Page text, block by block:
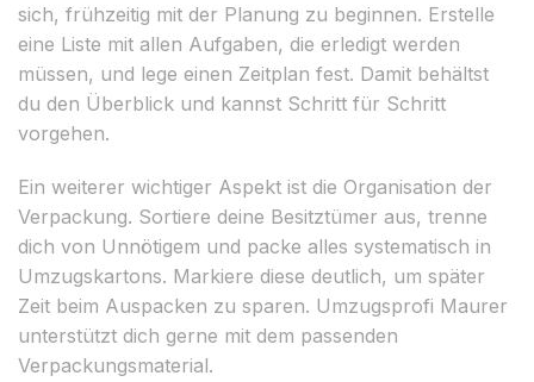
sich, frühzeitig mit der Planung zu beginnen. Erstelle
eine Liste mit allen Aufgaben, die erledigt werden
müssen, und lege einen Zeitplan fest. Damit behältst
du den Überblick und kannst Schritt für Schritt
vorgehen.
Ein weiterer wichtiger Aspekt ist die Organisation der
Verpackung. Sortiere deine Besitztümer aus, trenne
dich von Unnötigem und packe alles systematisch in
Umzugskartons. Markiere diese deutlich, um später
Zeit beim Auspacken zu sparen. Umzugsprofi Maurer
unterstützt dich gerne mit dem passenden
Verpackungsmaterial.